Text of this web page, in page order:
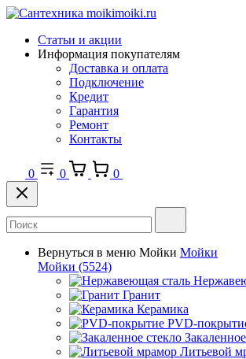
Статьи и акции
Информация покупателям
Доставка и оплата
Подключение
Кредит
Гарантия
Ремонт
Контакты
0 0 0
Вернуться в меню Мойки Мойки
Мойки (5524)
Гранит
Керамика
PVD-
Литьевой